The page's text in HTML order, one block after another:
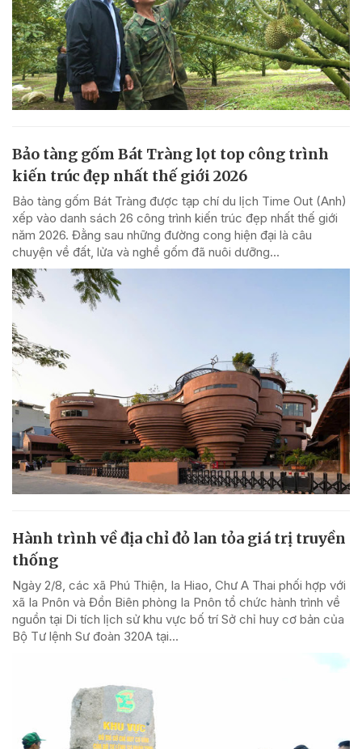
Bảo tàng gốm Bát Tràng lọt top công trình
kiến trúc đẹp nhất thế giới 2026
Bảo tàng gốm Bát Tràng được tạp chí du lịch Time Out (Anh)
xếp vào danh sách 26 công trình kiến trúc đẹp nhất thế giới
năm 2026. Đằng sau những đường cong hiện đại là câu
chuyện về đất, lửa và nghề gốm đã nuôi dưỡng...
Hành trình về địa chỉ đỏ lan tỏa giá trị truyền
thống
Ngày 2/8, các xã Phú Thiện, Ia Hiao, Chư A Thai phối hợp với
xã Ia Pnôn và Đồn Biên phòng Ia Pnôn tổ chức hành trình về
nguồn tại Di tích lịch sử khu vực bố trí Sở chỉ huy cơ bản của
Bộ Tư lệnh Sư đoàn 320A tại...